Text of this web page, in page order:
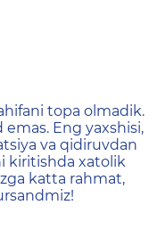
неtopa olmadik.
emas. Eng yaxshisi,
va qidiruvdan
kiritishda xatolik
katta rahmat,